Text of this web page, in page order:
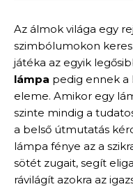
Az álmok világa egy
szimbólumokon
játéka az egyik
lámpa pedig ennek a
eleme. Amikor egy
szinte mindig a
a belső útmutatás
lámpa fénye az a
sötét zugait, segít
rávilágít azokra az